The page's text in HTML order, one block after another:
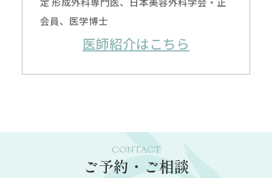
会員、医学博士
医師紹介はこちら
CONTACT
ご予約・ご相談